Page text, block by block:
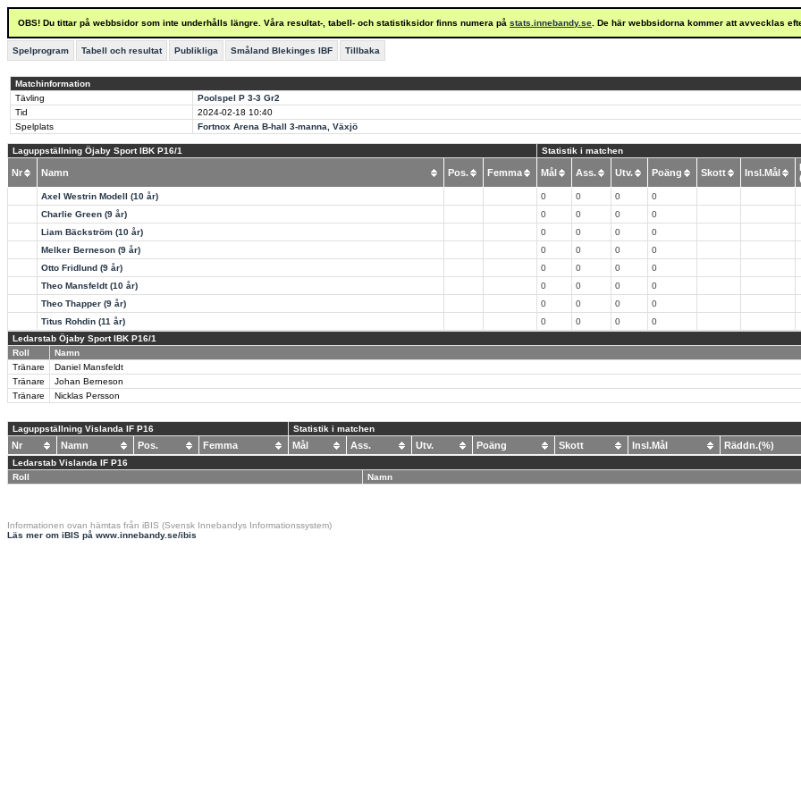
OBS! Du tittar på webbsidor som inte underhålls längre. Våra resultat-, tabell- och statistiksidor finns numera på stats.innebandy.se . De här webbsidorna kommer att avvecklas
Spelprogram Tabell och resultat Publikliga Småland Blekinges IBF Tillbaka
Matchinformation
Tävling
Poolspel P 3-3 Gr2
Tid
2024-02-18 10:40
Spelplats
Fortnox Arena B-hall 3-manna, Växjö
Laguppställning Öjaby Sport IBK P16/1 Statistik i matchen
Nr Namn Pos. Femma Mål Ass. Utv. Poäng Skott Insl.Mål
Axel Westrin Modell (10 år) 0 0 0
0
Charlie Green (9 år)
0 0 0
0
Liam Bäckström (10 år)
0 0 0
0
Melker Berneson (9 år)
0 0 0
0
Otto Fridlund (9 år)
0 0 0
0
Theo Mansfeldt (10 år)
0 0 0
0
Theo Thapper (9 år)
0 0 0
0
Titus Rohdin (11 år)
0 0 0
0
Ledarstab Öjaby Sport IBK P16/1
Roll
Namn
Tränare
Daniel Mansfeldt
Tränare
Johan Berneson
Tränare
Nicklas Persson
Laguppställning Vislanda IF P16 Statistik i matchen
Nr Namn Pos. Femma Mål Ass. Utv. Poäng Skott Insl.Mål Räddn.(%)
Ledarstab Vislanda IF P16
Roll
Namn
Informationen ovan hämtas från iBIS (Svensk Innebandys Informationssystem)
Läs mer om iBIS på www.innebandy.se/ibis